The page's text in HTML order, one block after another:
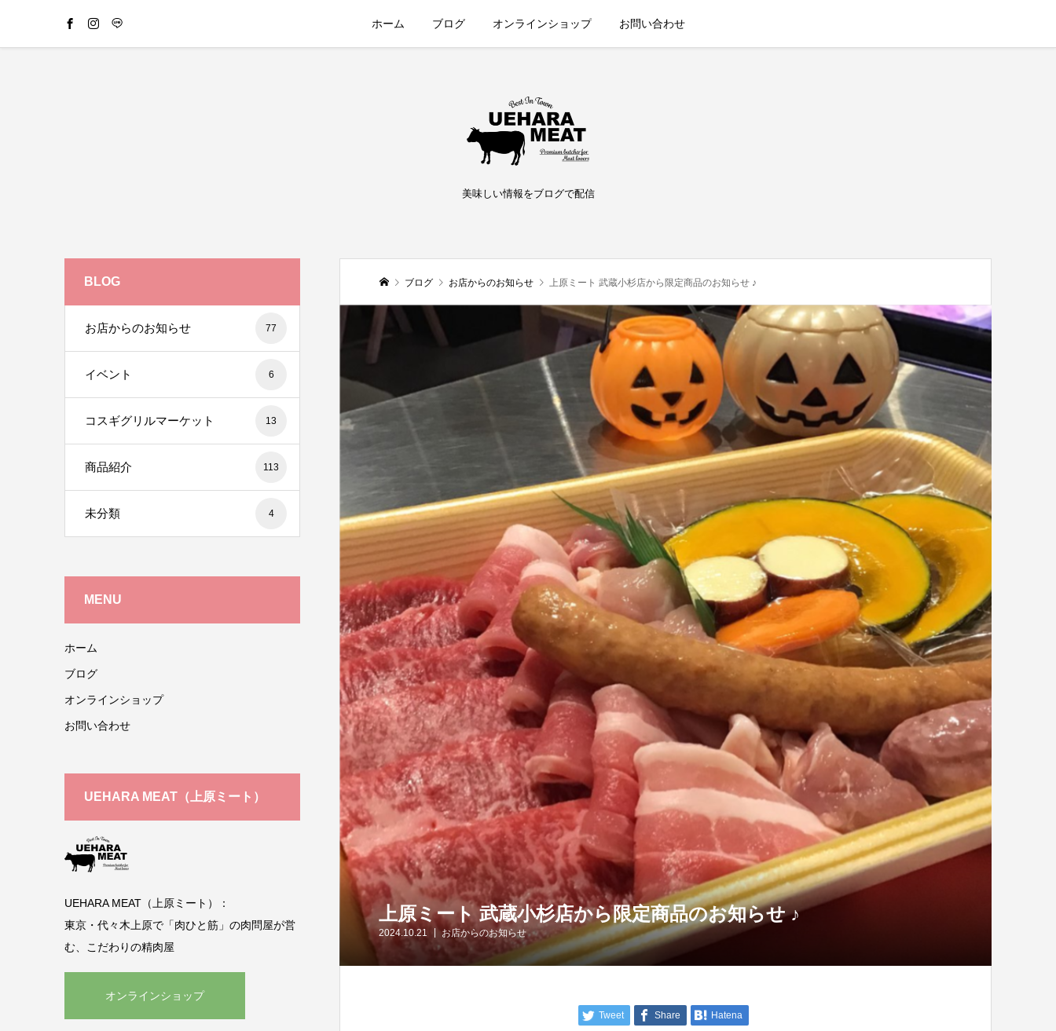
ホーム ブログ オンラインショップ お問い合わせ
美味しい情報をブログで配信
ブログ お店からのお知らせ 上原ミート 武蔵小杉店から限定商品のお知らせ ♪
上原ミート 武蔵小杉店から限定商品のお知らせ ♪
2024.10.21 お店からのお知らせ
Tweet Share Hatena
BLOG
お店からのお知らせ 77
イベント 6
コスギグリルマーケット 13
商品紹介 113
未分類 4
MENU
ホーム
ブログ
オンラインショップ
お問い合わせ
UEHARA MEAT（上原ミート）
UEHARA MEAT（上原ミート）：
東京・代々木上原で「肉ひと筋」の肉問屋が営
む、こだわりの精肉屋
オンラインショップ